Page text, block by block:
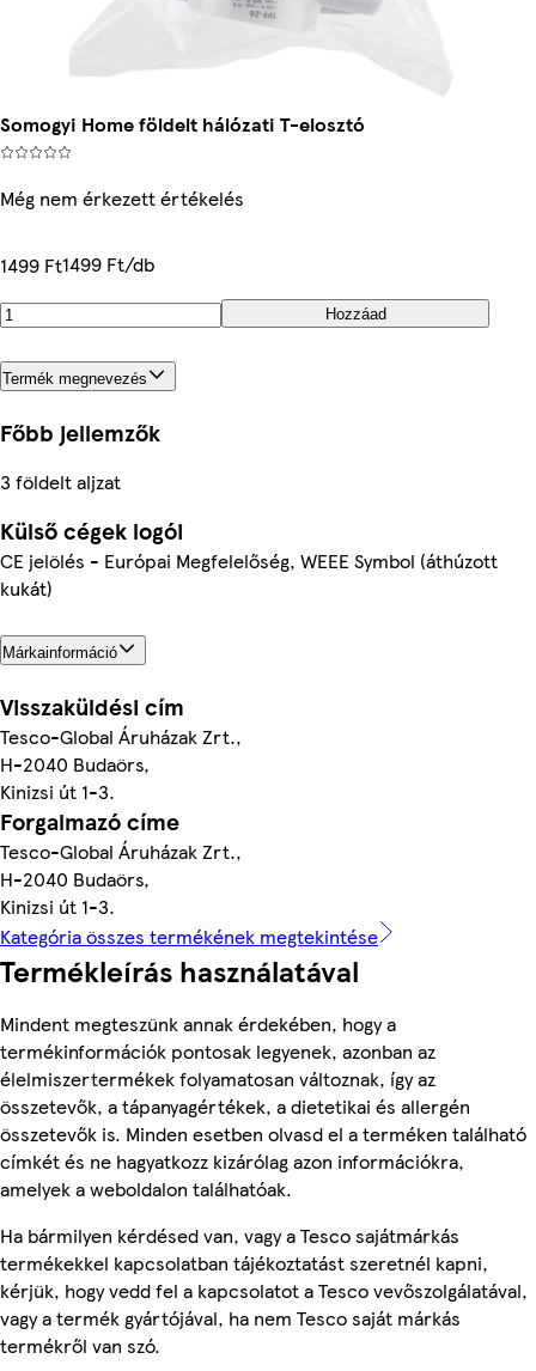
Somogyi Home földelt hálózati T-elosztó
Még nem érkezett értékelés
1499 Ft1499 Ft/db
Hozzáad
Termék megnevezés
Főbb jellemzők
3 földelt aljzat
Külső cégek logói
CE jelölés - Európai Megfelelőség, WEEE Symbol (áthúzott
kukát)
Márkainformáció
Visszaküldési cím
Tesco-Global Áruházak Zrt.,
H-2040 Budaörs,
Kinizsi út 1-3.
Forgalmazó címe
Tesco-Global Áruházak Zrt.,
H-2040 Budaörs,
Kinizsi út 1-3.
Kategória összes termékének megtekintése
Termékleírás használatával
Mindent megteszünk annak érdekében, hogy a
termékinformációk pontosak legyenek, azonban az
élelmiszertermékek folyamatosan változnak, így az
összetevők, a tápanyagértékek, a dietetikai és allergén
összetevők is. Minden esetben olvasd el a terméken található
címkét és ne hagyatkozz kizárólag azon információkra,
amelyek a weboldalon találhatóak.
Ha bármilyen kérdésed van, vagy a Tesco sajátmárkás
termékekkel kapcsolatban tájékoztatást szeretnél kapni,
kérjük, hogy vedd fel a kapcsolatot a Tesco vevőszolgálatával,
vagy a termék gyártójával, ha nem Tesco saját márkás
termékről van szó.